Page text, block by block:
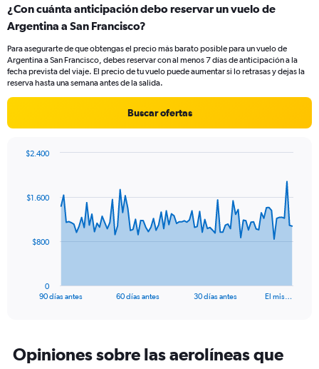
Range:
12
The
chart
has
1
values.
1500.
¿Con cuánta anticipación debo reservar un vuelo de
Argentina a San Francisco?
Para asegurarte de que obtengas el precio más barato posible para un vuelo de
Argentina a San Francisco, debes reservar con al menos 7 días de anticipación a la
fecha prevista del viaje. El precio de tu vuelo puede aumentar si lo retrasas y dejas la
reserva hasta una semana antes de la salida.
Buscar ofertas
data
The
Range:
91
90 días antes 60 días antes 30 días antes El mis…
0
$800
$1.600
$2.400
Opiniones sobre las aerolíneas que